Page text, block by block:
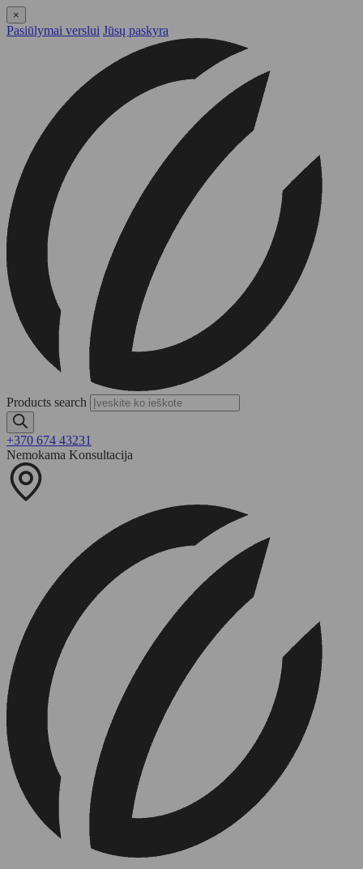
×
Pasiūlymai verslui Jūsų paskyra
Products search
+370 674 43231
Nemokama Konsultacija